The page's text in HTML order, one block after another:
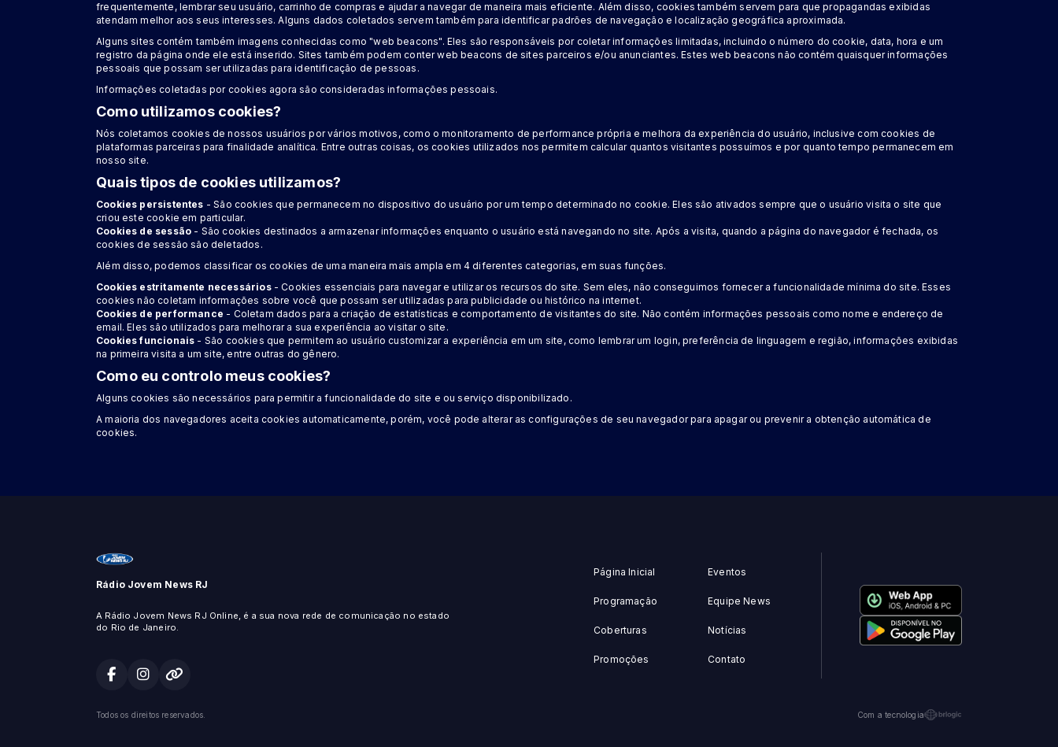
frequentemente, lembrar seu usuário, carrinho de compras e ajudar a navegar de maneira mais eficiente. Além disso, cookies também servem para que propagandas exibidas
atendam melhor aos seus interesses. Alguns dados coletados servem também para identificar padrões de navegação e localização geográfica aproximada.
Alguns sites contém também imagens conhecidas como "web beacons". Eles são responsáveis por coletar informações limitadas, incluindo o número do cookie, data, hora e um
registro da página onde ele está inserido. Sites também podem conter web beacons de sites parceiros e/ou anunciantes. Estes web beacons não contém quaisquer informações
pessoais que possam ser utilizadas para identificação de pessoas.
Informações coletadas por cookies agora são consideradas informações pessoais.
Como utilizamos cookies?
Nós coletamos cookies de nossos usuários por vários motivos, como o monitoramento de performance própria e melhora da experiência do usuário, inclusive com cookies de
plataformas parceiras para finalidade analítica. Entre outras coisas, os cookies utilizados nos permitem calcular quantos visitantes possuímos e por quanto tempo permanecem em
nosso site.
Quais tipos de cookies utilizamos?
Cookies persistentes - São cookies que permanecem no dispositivo do usuário por um tempo determinado no cookie. Eles são ativados sempre que o usuário visita o site que
criou este cookie em particular.
Cookies de sessão - São cookies destinados a armazenar informações enquanto o usuário está navegando no site. Após a visita, quando a página do navegador é fechada, os
cookies de sessão são deletados.
Além disso, podemos classificar os cookies de uma maneira mais ampla em 4 diferentes categorias, em suas funções.
Cookies estritamente necessários- Cookies essenciais para navegar e utilizar os recursos do site. Sem eles, não conseguimos fornecer a funcionalidade mínima do site. Esses
cookies não coletam informações sobre você que possam ser utilizadas para publicidade ou histórico na internet.
Cookies de performance - Coletam dados para a criação de estatísticas e comportamento de visitantes do site. Não contém informações pessoais como nome e endereço de
email. Eles são utilizados para melhorar a sua experiência ao visitar o site.
Cookies funcionais - São cookies que permitem ao usuário customizar a experiência em um site, como lembrar um login, preferência de linguagem e região, informações exibidas
na primeira visita a um site, entre outras do gênero.
Como eu controlo meus cookies?
Alguns cookies são necessários para permitir a funcionalidade do site e ou serviço disponibilizado.
A maioria dos navegadores aceita cookies automaticamente, porém, você pode alterar as configurações de seu navegador para apagar ou prevenir a obtenção automática de
cookies.
Rádio Jovem News RJ
A Rádio Jovem News RJ Online, é a sua nova rede de comunicação no estado
do Rio de Janeiro.
Página Inicial
Programação
Coberturas
Promoções
Eventos
Equipe News
Notícias
Contato
Todos os direitos reservados. Com a tecnologia